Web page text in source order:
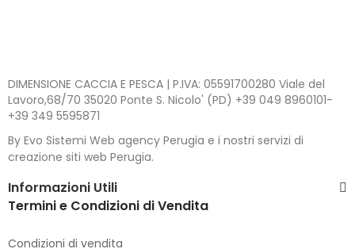
DIMENSIONE CACCIA E PESCA | P.IVA: 05591700280 Viale del
Lavoro,68/70 35020 Ponte S. Nicolo' (PD) +39 049 8960101-
+39 349 5595871
By Evo Sistemi Web agency Perugia e i nostri servizi di
creazione siti web Perugia.
Informazioni Utili
Termini e Condizioni di Vendita
Condizioni di vendita